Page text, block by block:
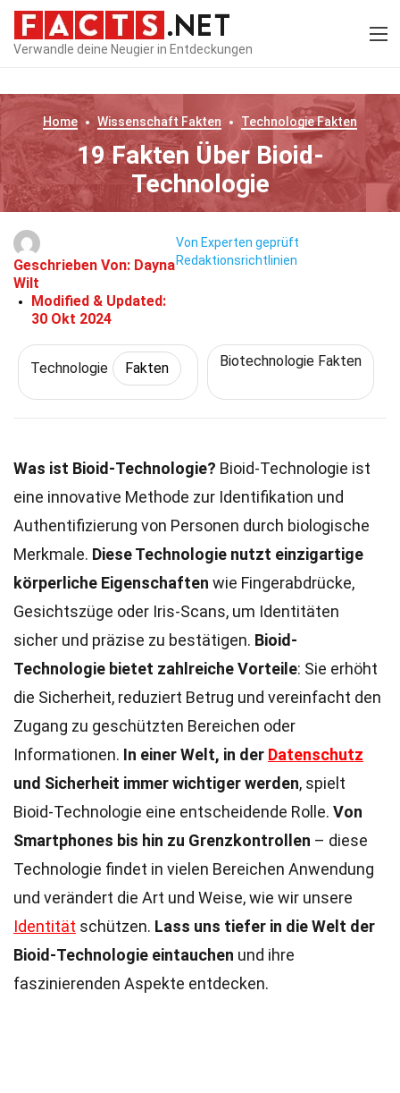
Verwandle deine Neugier in Entdeckungen
Home Wissenschaft Fakten TechnologieFakten
19 Fakten Über Bioid-
Technologie
Geschrieben Von: Dayna
Wilt
Modified & Updated:
30 Okt 2024
Von Experten geprüft
Redaktionsrichtlinien
Technologie Fakten Biotechnologie Fakten
Was ist Bioid-Technologie? Bioid-Technologie ist
eine innovative Methode zur Identifikation und
Authentifizierung von Personen durch biologische
Merkmale. Diese Technologie nutzt einzigartige
körperliche Eigenschaften wie Fingerabdrücke,
Gesichtszüge oder Iris-Scans, um Identitäten
sicher und präzise zu bestätigen. Bioid-
Technologie bietet zahlreiche Vorteile: Sie erhöht
die Sicherheit, reduziert Betrug und vereinfacht den
Zugang zu geschützten Bereichen oder
Informationen. In einer Welt, in der Datenschutz
und Sicherheit immer wichtiger werden, spielt
Bioid-Technologie eine entscheidende Rolle. Von
Smartphones bis hin zu Grenzkontrollen – diese
Technologie findet in vielen Bereichen Anwendung
und verändert die Art und Weise, wie wir unsere
Identität schützen. Lass uns tiefer in die Welt der
Bioid-Technologie eintauchen und ihre
faszinierenden Aspekte entdecken.